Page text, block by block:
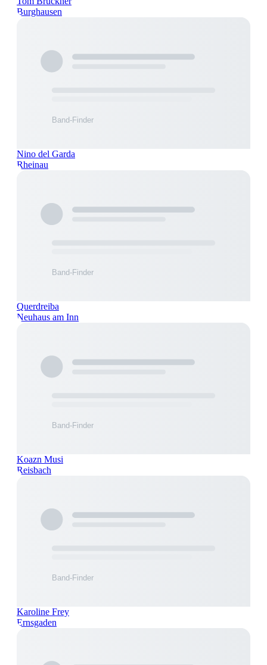
Burghausen
Nino del Garda
Rheinau
Querdreiba
Neuhaus am Inn
Koazn Musi
Reisbach
Karoline Frey
Ernsgaden